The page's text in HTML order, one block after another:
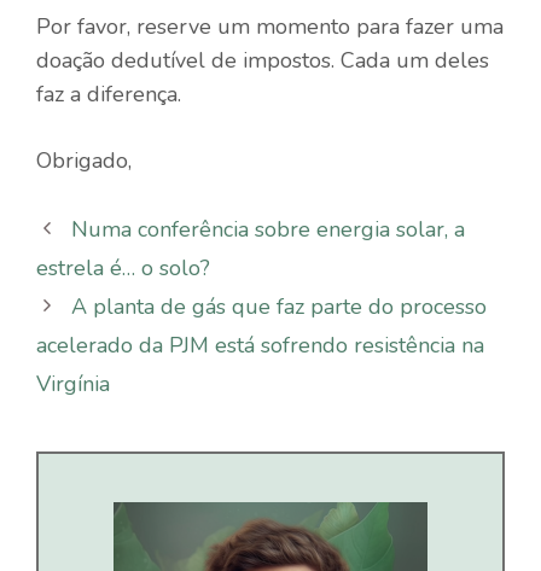
Por favor, reserve um momento para fazer uma
doação dedutível de impostos. Cada um deles
faz a diferença.
Obrigado,
Numa conferência sobre energia solar, a
estrela é… o solo?
A planta de gás que faz parte do processo
acelerado da PJM está sofrendo resistência na
Virgínia